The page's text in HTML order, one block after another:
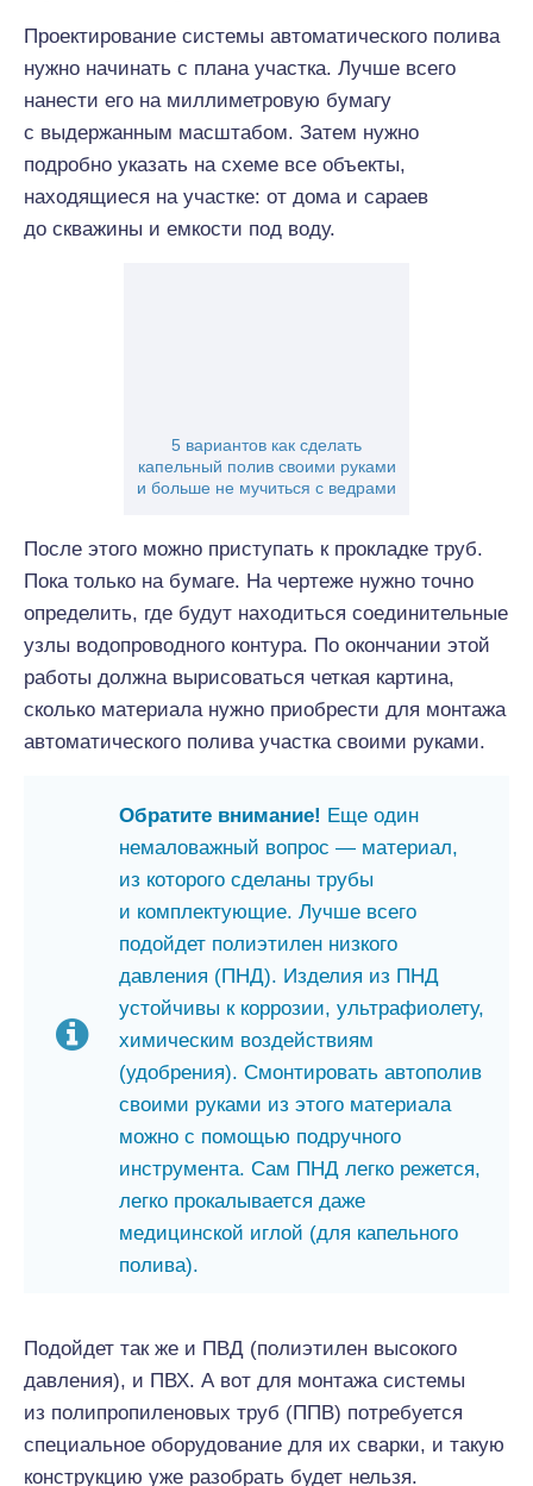
Проектирование системы автоматического полива
нужно начинать с плана участка. Лучше всего
нанести его на миллиметровую бумагу
с выдержанным масштабом. Затем нужно
подробно указать на схеме все объекты,
находящиеся на участке: от дома и сараев
до скважины и емкости под воду.
5 вариантов как сделать
капельный полив своими руками
и больше не мучиться с ведрами
После этого можно приступать к прокладке труб.
Пока только на бумаге. На чертеже нужно точно
определить, где будут находиться соединительные
узлы водопроводного контура. По окончании этой
работы должна вырисоваться четкая картина,
сколько материала нужно приобрести для монтажа
автоматического полива участка своими руками.
Обратите внимание! Еще один
немаловажный вопрос — материал,
из которого сделаны трубы
и комплектующие. Лучше всего
подойдет полиэтилен низкого
давления (ПНД). Изделия из ПНД
устойчивы к коррозии, ультрафиолету,
химическим воздействиям
(удобрения). Смонтировать автополив
своими руками из этого материала
можно с помощью подручного
инструмента. Сам ПНД легко режется,
легко прокалывается даже
медицинской иглой (для капельного
полива).
Подойдет так же и ПВД (полиэтилен высокого
давления), и ПВХ. А вот для монтажа системы
из полипропиленовых труб (ППВ) потребуется
специальное оборудование для их сварки, и такую
конструкцию уже разобрать будет нельзя.